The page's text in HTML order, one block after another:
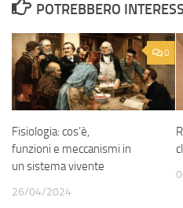
POTREBBERO
0
Fisiologia: cos’è,
funzioni e meccanismi in
un sistema vivente
26/04/2024